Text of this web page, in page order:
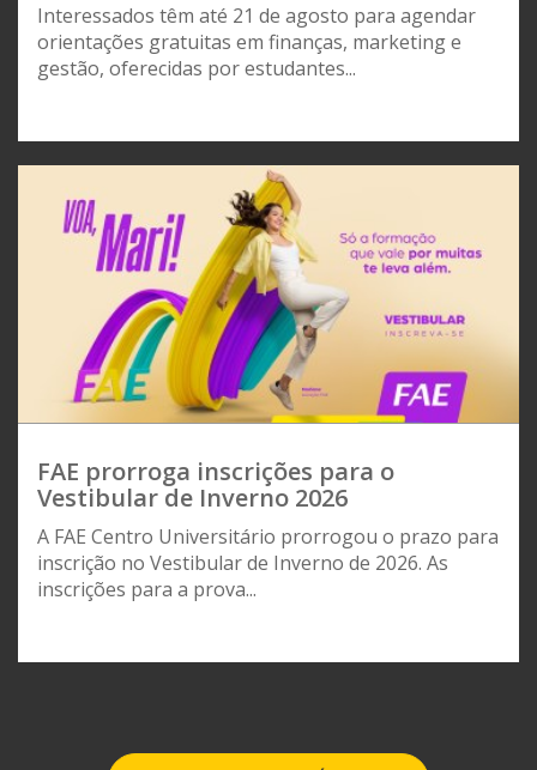
Interessados têm até 21 de agosto para agendar
orientações gratuitas em finanças, marketing e
gestão, oferecidas por estudantes...
FAE prorroga inscrições para o
Vestibular de Inverno 2026
A FAE Centro Universitário prorrogou o prazo para
inscrição no Vestibular de Inverno de 2026. As
inscrições para a prova...